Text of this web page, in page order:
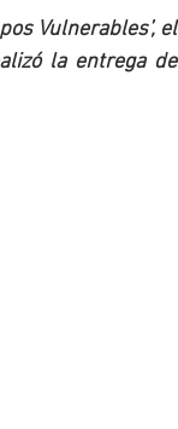
Vulnerables’, el
la entrega de